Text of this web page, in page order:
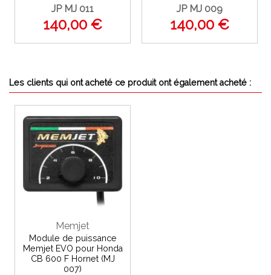
JP MJ 011
140,00 €
JP MJ 009
140,00 €
Les clients qui ont acheté ce produit ont également acheté :
Memjet
Module de puissance
Memjet EVO pour Honda
CB 600 F Hornet (MJ
007)